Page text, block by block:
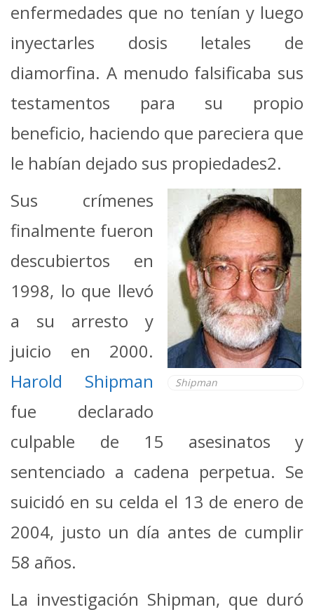
enfermedades que no tenían y luego
inyectarles dosis letales de
diamorfina. A menudo falsificaba sus
testamentos para su propio
beneficio, haciendo que pareciera que
le habían dejado sus propiedades2.
Shipman
Sus crímenes
finalmente fueron
descubiertos en
1998, lo que llevó
a su arresto y
juicio en 2000.
Harold Shipman
fue declarado
culpable de 15 asesinatos y
sentenciado a cadena perpetua. Se
suicidó en su celda el 13 de enero de
2004, justo un día antes de cumplir
58 años.
La investigación Shipman, que duró